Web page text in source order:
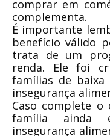
comprar em
complementa.
É importante
benefício válido
trata de um
renda. Ele foi
famílias de
insegurança
Caso complete o
família ainda
insegurança